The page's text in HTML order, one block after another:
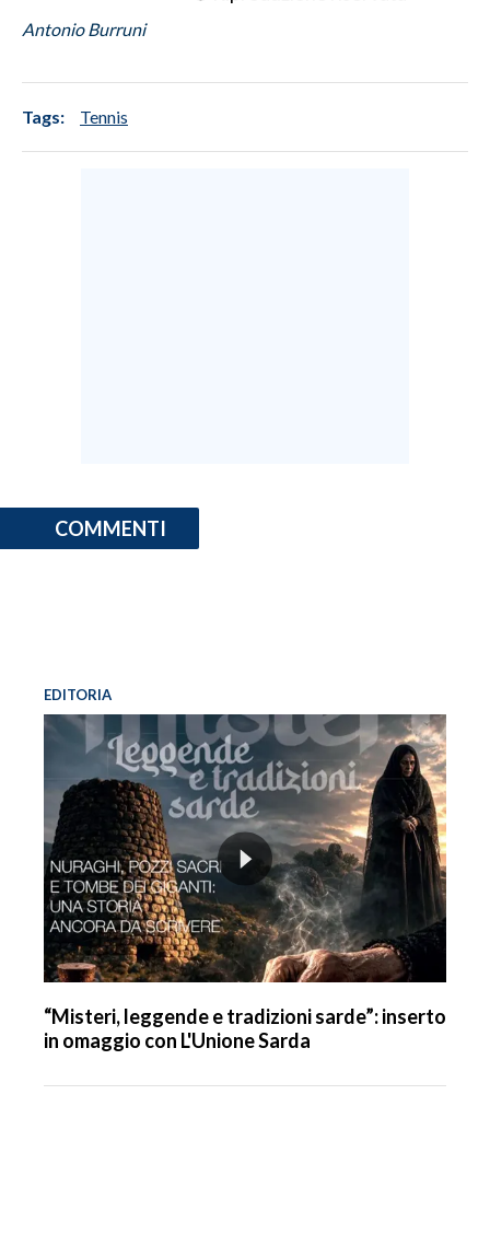
STORE
Antonio Burruni
Tags: Tennis
COMMENTI
EDITORIA
“Misteri, leggende e tradizioni sarde”: inserto
in omaggio con L'Unione Sarda